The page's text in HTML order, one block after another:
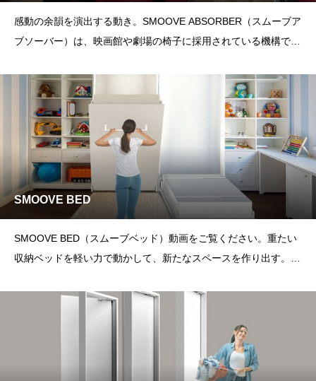
感動の余韻を演出する動き。SMOOVE ABSORBER（スムーブア
ブソーバー）は、映画館や劇場の椅子に採用されている機構で
SMOOVE BED
SMOOVE BED（スムーブベッド）動画をご覧ください。重たい
収納ベッドを軽い力で動かして、新たなスペースを作り出す。S